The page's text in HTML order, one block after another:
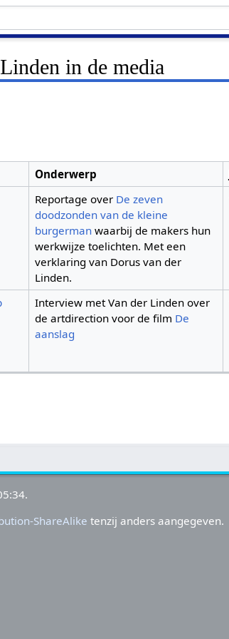
in de media
Onderwerp
Reportage over De zeven
doodzonden van de kleine
burgermanwaarbij de makers hun
werkwijze toelichten. Met een
verklaring van Dorus van der
Linden.
Interview met Van der Linden over
de artdirection voor de film De
aanslag
ShareAlike tenzij anders aangegeven.